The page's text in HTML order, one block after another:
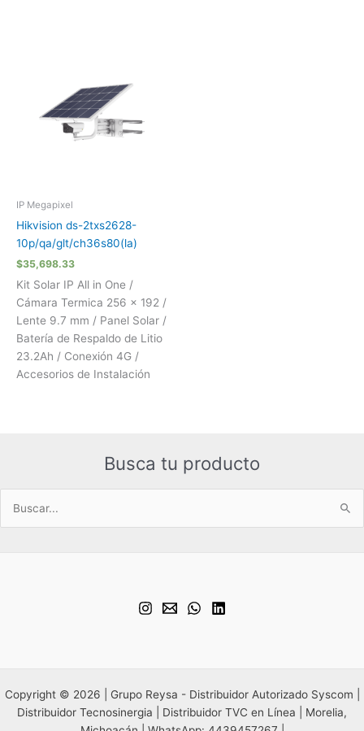
IP Megapixel
Hikvision ds-2txs2628-
10p/qa/glt/ch36s80(la)
$35,698.33
Kit Solar IP All in One /
Cámara Termica 256 × 192 /
Lente 9.7 mm / Panel Solar /
Batería de Respaldo de Litio
23.2Ah / Conexión 4G /
Accesorios de Instalación
Busca tu producto
Buscar
por:
Copyright © 2026 | Grupo Reysa - Distribuidor Autorizado Syscom |
Distribuidor Tecnosinergia | Distribuidor TVC en Línea | Morelia,